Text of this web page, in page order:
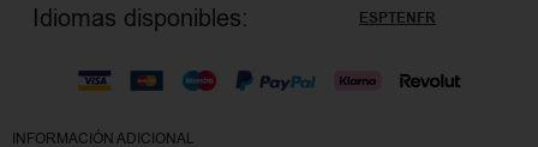
Idiomas disponibles: ESPTENFR
INFORMACIÓN ADICIONAL